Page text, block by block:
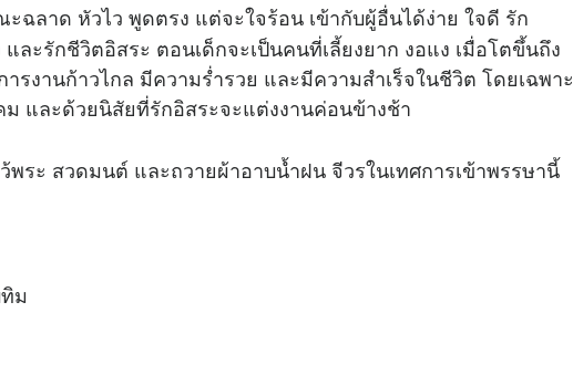
ฉลาด หัวไว พูดตรง แต่จะใจร้อน เข้ากับผู้อื่นได้ง่าย ใจดี รัก
ละรักชีวิตอิสระ ตอนเด็กจะเป็นคนที่เลี้ยงยาก งอแง เมื่อโตขึ้นถึง
รงานก้าวไกล มีความร่ำรวย และมีความสำเร็จในชีวิต โดยเฉพาะ
และด้วยนิสัยที่รักอิสระจะแต่งงานค่อนข้างช้า
พระ สวดมนต์ และถวายผ้าอาบน้ำฝน จีวรในเทศการเข้าพรรษานี้
ม